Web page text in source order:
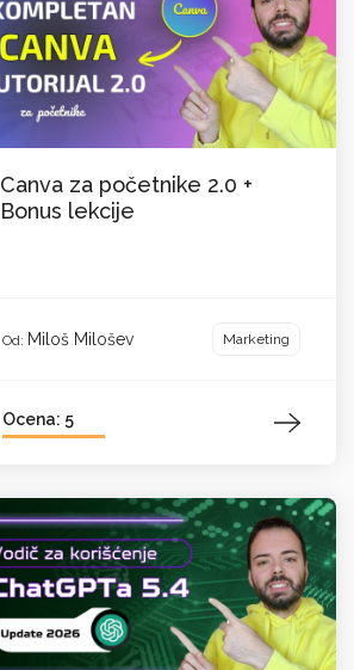
Canva za početnike 2.0 +
Bonus lekcije
Od: Miloš Milošev Marketing
Ocena: 5